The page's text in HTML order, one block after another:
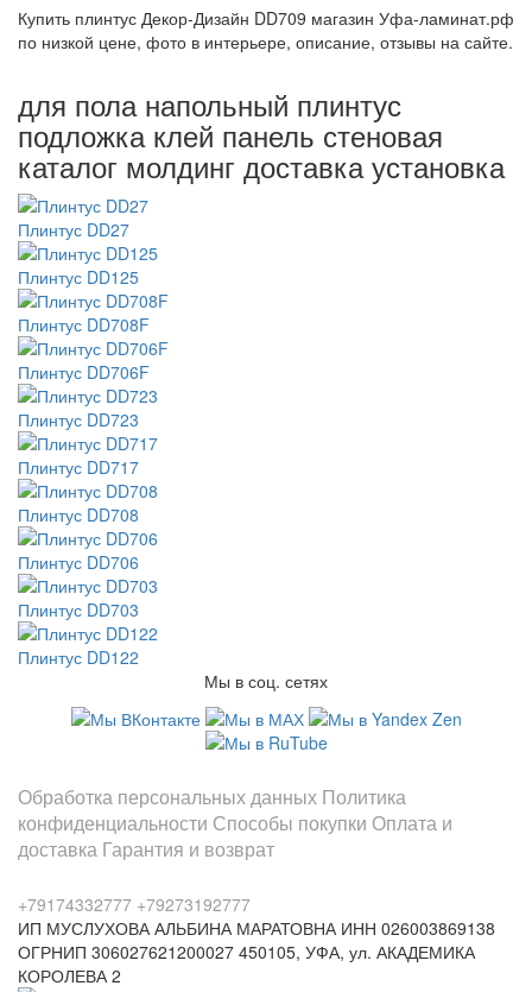
Купить плинтус Декор-Дизайн DD709 магазин Уфа-ламинат.рф
по низкой цене, фото в интерьере, описание, отзывы на сайте.
для пола напольный плинтус
подложка клей панель стеновая
каталог молдинг доставка установка
Плинтус DD27
Плинтус DD125
Плинтус DD708F
Плинтус DD706F
Плинтус DD723
Плинтус DD717
Плинтус DD708
Плинтус DD706
Плинтус DD703
Плинтус DD122
Мы в соц. сетях
Обработка персональных данных Политика
конфиденциальности Способы покупки Оплата и
доставка Гарантия и возврат
+79174332777 +79273192777
ИП МУСЛУХОВА АЛЬБИНА МАРАТОВНА ИНН 026003869138
ОГРНИП 306027621200027 450105, УФА, ул. АКАДЕМИКА
КОРОЛЕВА 2